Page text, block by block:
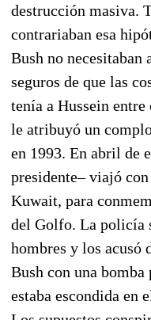
destrucción masiva.
contrariaban esa
Bush no necesitaban
seguros de que las
tenía a Hussein
le atribuyó un
en 1993. En abril de
presidente– viajó con
Kuwait, para
del Golfo. La policía
hombres y los acusó
Bush con una
estaba escondida en